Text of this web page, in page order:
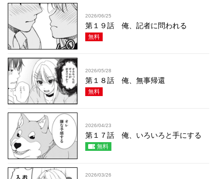
2026/06/25
第１９話 俺、記者に問われる
無料
2026/05/28
第１８話 俺、無事帰還
無料
2026/04/23
第１７話 俺、いろいろと手にする
無料
2026/03/26